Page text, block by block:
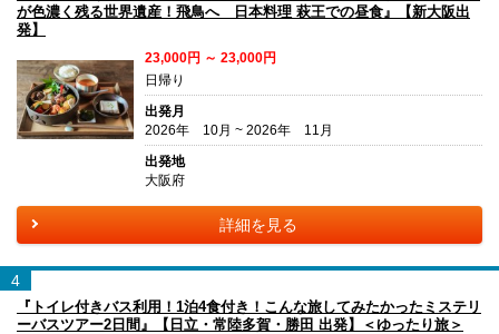
が色濃く残る世界遺産！飛鳥へ 日本料理 萩王での昼食』【新大阪出
発】
23,000円 ～ 23,000円
日帰り
出発月
2026年 10月 ~ 2026年 11月
出発地
大阪府
詳細を見る
4
『トイレ付きバス利用！1泊4食付き！こんな旅してみたかったミステリ
ーバスツアー2日間』【日立・常陸多賀・勝田 出発】＜ゆったり旅＞